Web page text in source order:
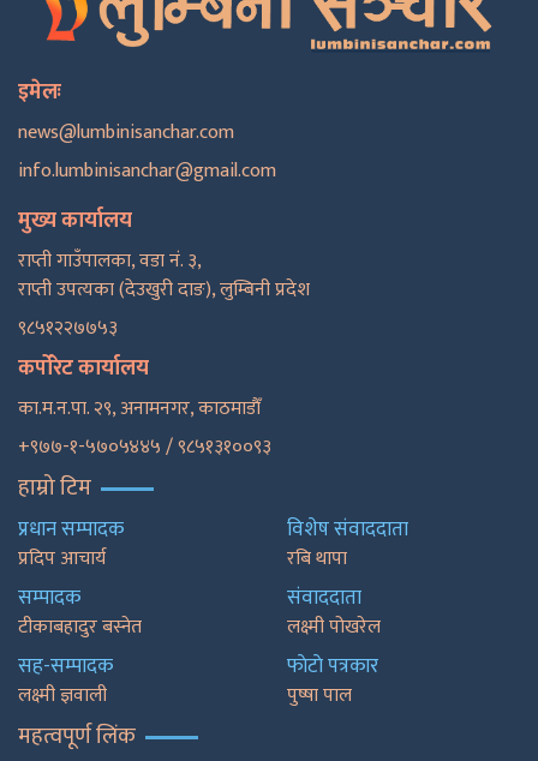
इमेलः
news@lumbinisanchar.com
info.lumbinisanchar@gmail.com
मुख्य कार्यालय
राप्ती गाउँपालका, वडा नं. ३,
राप्ती उपत्यका (देउखुरी दाङ), लुम्बिनी प्रदेश
९८५१२२७७५३
कर्पोरेट कार्यालय
का.म.न.पा. २९, अनामनगर, काठमाडाैँ
+९७७-१-५७०५४४५ / ९८५१३१००९३
हाम्रो टिम
प्रधान सम्पादक
प्रदिप आचार्य
सम्पादक
टीकाबहादुर बस्नेत
सह-सम्पादक
लक्ष्मी ज्ञवाली
विशेष संवाददाता
रबि थापा
संवाददाता
लक्ष्मी पोखरेल
फाेटाे पत्रकार
पुष्षा पाल
महत्वपूर्ण लिंक